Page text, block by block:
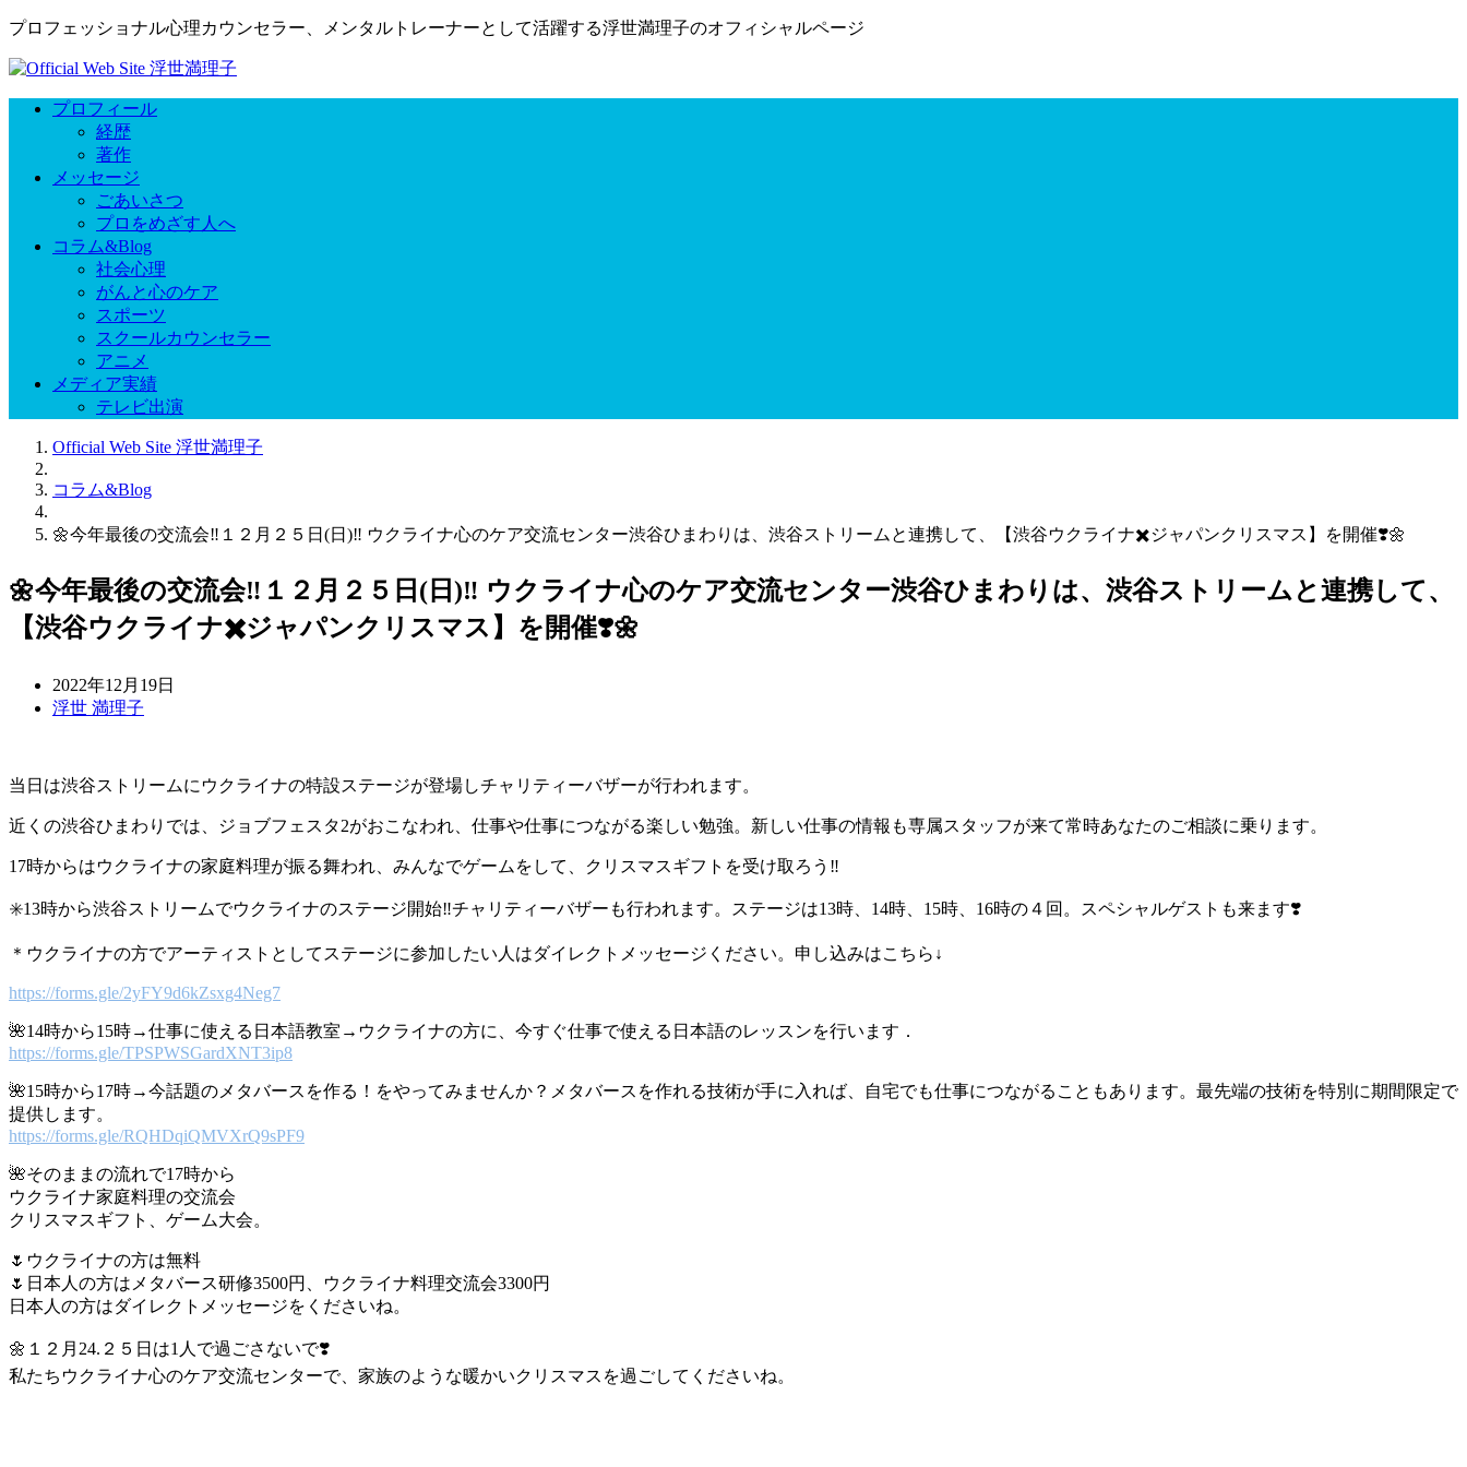
プロフェッショナル心理カウンセラー、メンタルトレーナーとして活躍する浮世満理子のオフィシャルページ
プロフィール
経歴
著作
メッセージ
ごあいさつ
プロをめざす人へ
コラム&Blog
社会心理
がんと心のケア
スポーツ
スクールカウンセラー
アニメ
メディア実績
テレビ出演
Official Web Site 浮世満理子
コラム&Blog
🌼今年最後の交流会‼️１２月２５日(日)‼️ ウクライナ心のケア交流センター渋谷ひまわりは、渋谷ストリームと連携して、【渋谷ウクライナ✖️ジャパンクリスマス】を開催❣️🌼
🌼今年最後の交流会‼️１２月２５日(日)‼️ ウクライナ心のケア交流センター渋谷ひまわりは、渋谷ストリームと連携して、
【渋谷ウクライナ✖️ジャパンクリスマス】を開催❣️🌼
2022年12月19日
浮世 満理子
当日は渋谷ストリームにウクライナの特設ステージが登場しチャリティーバザーが行われます。
近くの渋谷ひまわりでは、ジョブフェスタ2がおこなわれ、仕事や仕事につながる楽しい勉強。新しい仕事の情報も専属スタッフが来て常時あなたのご相談に乗ります。
17時からはウクライナの家庭料理が振る舞われ、みんなでゲームをして、クリスマスギフトを受け取ろう‼️
✳️13時から渋谷ストリームでウクライナのステージ開始‼️チャリティーバザーも行われます。ステージは13時、14時、15時、16時の４回。スペシャルゲストも来ます❣️
＊ウクライナの方でアーティストとしてステージに参加したい人はダイレクトメッセージください。申し込みはこちら↓
https://forms.gle/2yFY9d6kZsxg4Neg7
🌺14時から15時→仕事に使える日本語教室→ウクライナの方に、今すぐ仕事で使える日本語のレッスンを行います．
https://forms.gle/TPSPWSGardXNT3ip8
🌺15時から17時→今話題のメタバースを作る！をやってみませんか？メタバースを作れる技術が手に入れば、自宅でも仕事につながることもあります。最先端の技術を特別に期間限定で
提供します。
https://forms.gle/RQHDqiQMVXrQ9sPF9
🌺そのままの流れで17時から
ウクライナ家庭料理の交流会
クリスマスギフト、ゲーム大会。
🌷ウクライナの方は無料
🌷日本人の方はメタバース研修3500円、ウクライナ料理交流会3300円
日本人の方はダイレクトメッセージをくださいね。
🌼１２月24.２５日は1人で過ごさないで❣️
私たちウクライナ心のケア交流センターで、家族のような暖かいクリスマスを過ごしてくださいね。